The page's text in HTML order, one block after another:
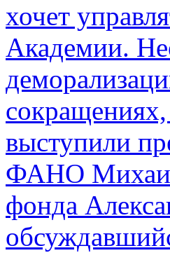
хочет
Академии.
выступили
ФАНО Михаил
фонда